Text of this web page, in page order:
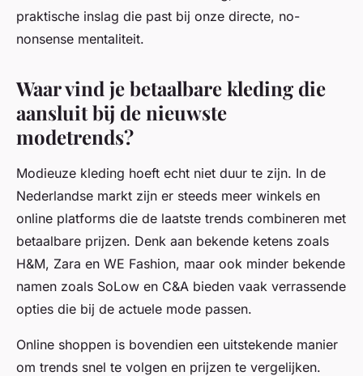
praktische inslag die past bij onze directe, no-
nonsense mentaliteit.
Waar vind je betaalbare kleding die
aansluit bij de nieuwste
modetrends?
Modieuze kleding hoeft echt niet duur te zijn. In de
Nederlandse markt zijn er steeds meer winkels en
online platforms die de laatste trends combineren met
betaalbare prijzen. Denk aan bekende ketens zoals
H&M, Zara en WE Fashion, maar ook minder bekende
namen zoals SoLow en C&A bieden vaak verrassende
opties die bij de actuele mode passen.
Online shoppen is bovendien een uitstekende manier
om trends snel te volgen en prijzen te vergelijken.